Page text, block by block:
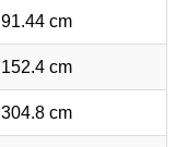
91.44 cm
152.4 cm
304.8 cm